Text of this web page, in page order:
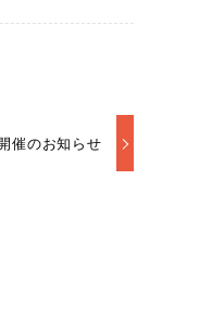
催のお知らせ